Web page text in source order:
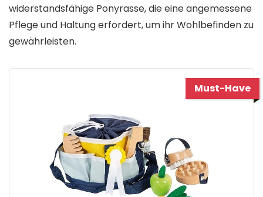
widerstandsfähige Ponyrasse, die eine angemessene
Pflege und Haltung erfordert, um ihr Wohlbefinden zu
gewährleisten.
Must-Have